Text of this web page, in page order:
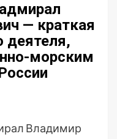
— краткая
деятеля,
морским